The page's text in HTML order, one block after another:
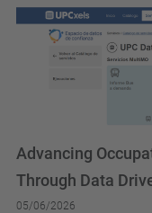
Advancing
Through Data
05/06/2026